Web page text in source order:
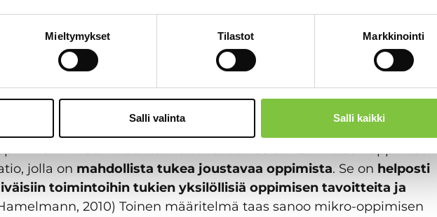
Mieltymykset Tilastot Markkinointi
Salli valinta Salli kaikki
myös uhkia. Vai voiko olla niin, että osaamisen
enemmän tai vähemmän näppituntumalla ja kuten
toimia”
määritelmä ja hyötyjä
Yhden määritelmän mukaan se on ”Elinikäisen oppimisen
jolla on mahdollista tukea joustavaa oppimista. Se on helposti
toimintoihin tukien yksilöllisiä oppimisen tavoitteita ja
2010) Toinen määritelmä taas sanoo mikro-oppimisen